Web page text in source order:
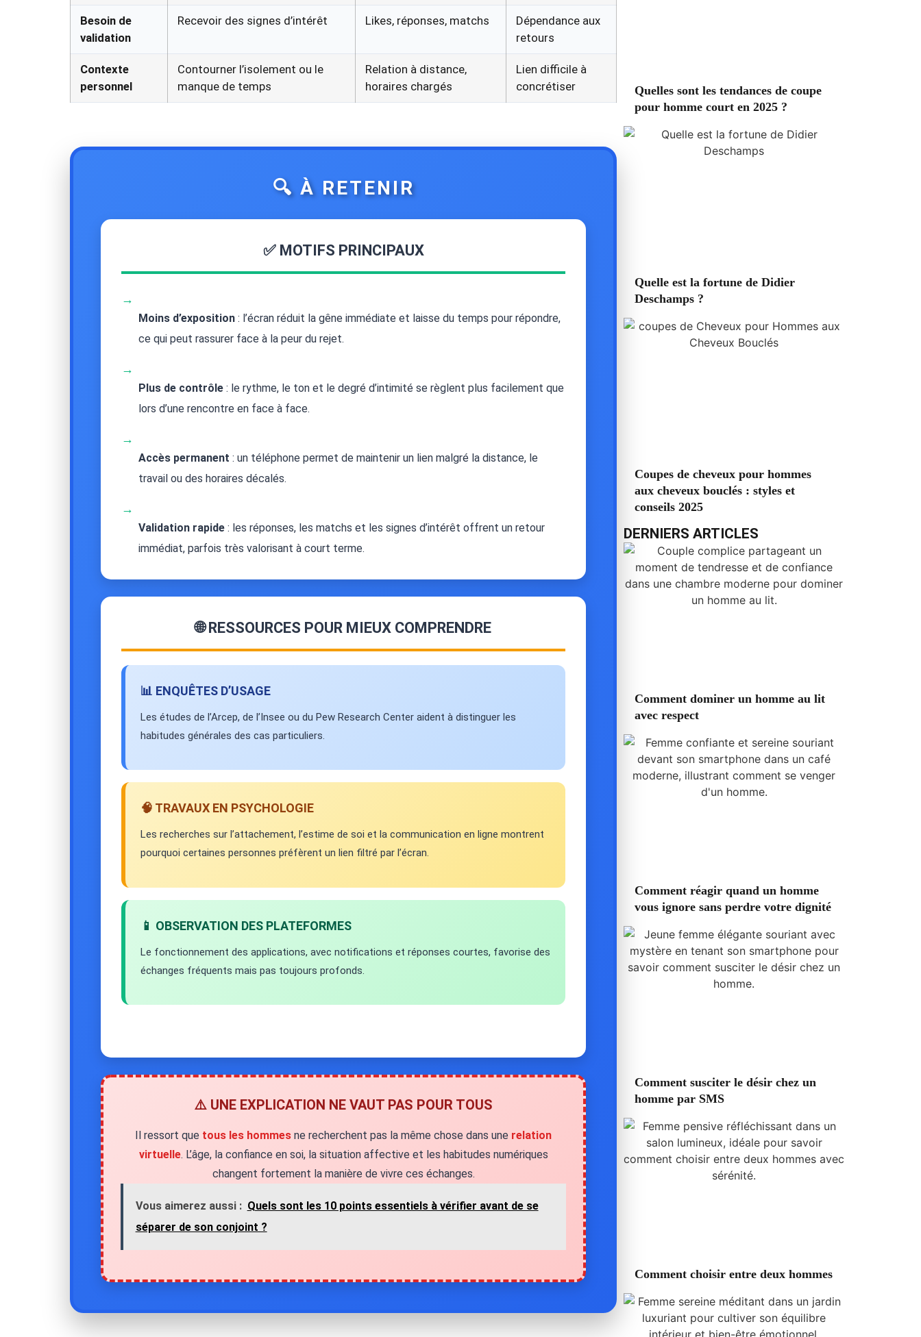
Besoin de
validation
Recevoir des signes d’intérêt Likes, réponses, matchs
Dépendance aux
retours
Contexte
personnel
Contourner l’isolement ou le
manque de temps
Relation à distance,
horaires chargés
Lien difficile à
concrétiser
🔍 À RETENIR
✅ MOTIFS PRINCIPAUX
→
Moins d’exposition : l’écran réduit la gêne immédiate et laisse du temps pour répondre,
ce qui peut rassurer face à la peur du rejet.
→
Plus de contrôle : le rythme, le ton et le degré d’intimité se règlent plus facilement que
lors d’une rencontre en face à face.
→
Accès permanent : un téléphone permet de maintenir un lien malgré la distance, le
travail ou des horaires décalés.
→
Validation rapide : les réponses, les matchs et les signes d’intérêt offrent un retour
immédiat, parfois très valorisant à court terme.
🌐 RESSOURCES POUR MIEUX COMPRENDRE
📊 ENQUÊTES D’USAGE
Les études de l’Arcep, de l’Insee ou du Pew Research Center aident à distinguer les
habitudes générales des cas particuliers.
🧠 TRAVAUX EN PSYCHOLOGIE
Les recherches sur l’attachement, l’estime de soi et la communication en ligne montrent
pourquoi certaines personnes préfèrent un lien filtré par l’écran.
📱 OBSERVATION DES PLATEFORMES
Le fonctionnement des applications, avec notifications et réponses courtes, favorise des
échanges fréquents mais pas toujours profonds.
⚠️ UNE EXPLICATION NE VAUT PAS POUR TOUS
Il ressort que tous les hommes ne recherchent pas la même chose dans une relation
virtuelle. L’âge, la confiance en soi, la situation affective et les habitudes numériques
changent fortement la manière de vivre ces échanges.
Vous aimerez aussi : Quels sont les 10 points essentiels à vérifier avant de se
séparer de son conjoint ?
Quelles sont les tendances de coupe
pour homme court en 2025 ?
Quelle est la fortune de Didier
Deschamps ?
Coupes de cheveux pour hommes
aux cheveux bouclés : styles et
conseils 2025
DERNIERS ARTICLES
Comment dominer un homme au lit
avec respect
Comment réagir quand un homme
vous ignore sans perdre votre dignité
Comment susciter le désir chez un
homme par SMS
Comment choisir entre deux hommes